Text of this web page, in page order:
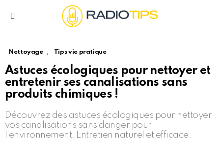
Nettoyage , Tips vie pratique
Astuces écologiques pour nettoyer et
entretenir ses canalisations sans
produits chimiques !
Découvrez des astuces écologiques pour nettoyer
vos canalisations sans danger pour
l’environnement. Entretien naturel et efficace.